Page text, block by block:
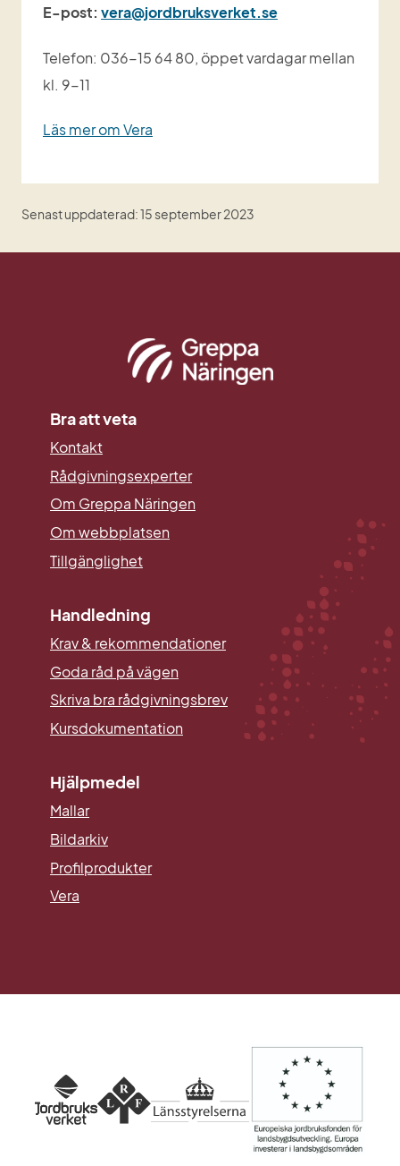
E-post: vera@jordbruksverket.se
Telefon: 036-15 64 80, öppet vardagar mellan
kl. 9-11
Läs mer om Vera
Senast uppdaterad: 15 september 2023
Bra att veta
Kontakt
Rådgivningsexperter
Om Greppa Näringen
Om webbplatsen
Tillgänglighet
Handledning
Krav & rekommendationer
Goda råd på vägen
Skriva bra rådgivningsbrev
Kursdokumentation
Hjälpmedel
Mallar
BildarkivLänk till annan webbplats.
Profilprodukter
Vera